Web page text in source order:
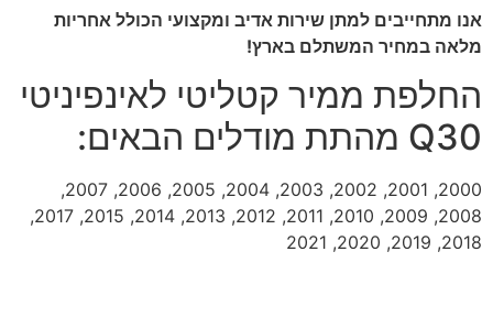
אנו מתחייבים למתן שירות אדיב ומקצועי הכולל אחריות
מלאה במחיר המשתלם בארץ!
החלפת ממיר קטליטי לאינפיניטי
Q30 מהתת מודלים הבאים:
2000, 2001, 2002, 2003, 2004, 2005, 2006, 2007,
2008, 2009, 2010, 2011, 2012, 2013, 2014, 2015, 2017,
2018, 2019, 2020, 2021